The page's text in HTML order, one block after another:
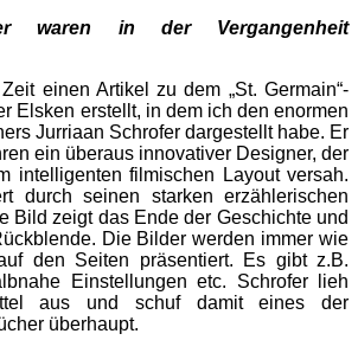
waren in der Vergangenheit
einen Artikel zu dem „St. Germain“-
Elsken erstellt, in dem ich den enormen
Jurriaan Schrofer dargestellt habe. Er
ein überaus innovativer Designer, der
intelligenten filmischen Layout versah.
durch seinen starken erzählerischen
Bild zeigt das Ende der Geschichte und
Die Bilder werden immer wie
den Seiten präsentiert. Es gibt z.B.
Einstellungen etc. Schrofer lieh
aus und schuf damit eines der
überhaupt.